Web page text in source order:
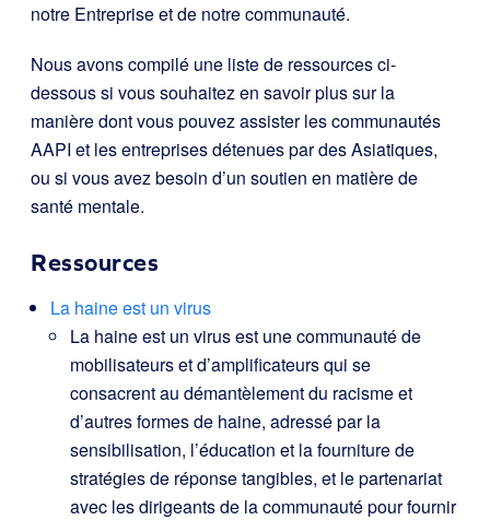
notre Entreprise et de notre communauté.
Nous avons compilé une liste de ressources ci-
dessous si vous souhaitez en savoir plus sur la
manière dont vous pouvez assister les communautés
AAPI et les entreprises détenues par des Asiatiques,
ou si vous avez besoin d’un soutien en matière de
santé mentale.
Ressources
La haine est un virus
La haine est un virus est une communauté de
mobilisateurs et d’amplificateurs qui se
consacrent au démantèlement du racisme et
d’autres formes de haine, adressé par la
sensibilisation, l’éducation et la fourniture de
stratégies de réponse tangibles, et le partenariat
avec les dirigeants de la communauté pour fournir